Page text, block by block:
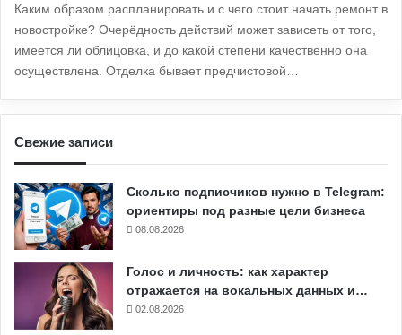
Каким образом распланировать и с чего стоит начать ремонт в
новостройке? Очерёдность действий может зависеть от того,
имеется ли облицовка, и до какой степени качественно она
осуществлена. Отделка бывает предчистовой…
Свежие записи
Сколько подписчиков нужно в Telegram:
ориентиры под разные цели бизнеса
08.08.2026
Голос и личность: как характер
отражается на вокальных данных и…
02.08.2026